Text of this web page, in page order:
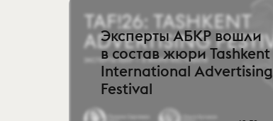
Эксперты АБКР вошли
в состав жюри Tashkent
International Advertising
Festival